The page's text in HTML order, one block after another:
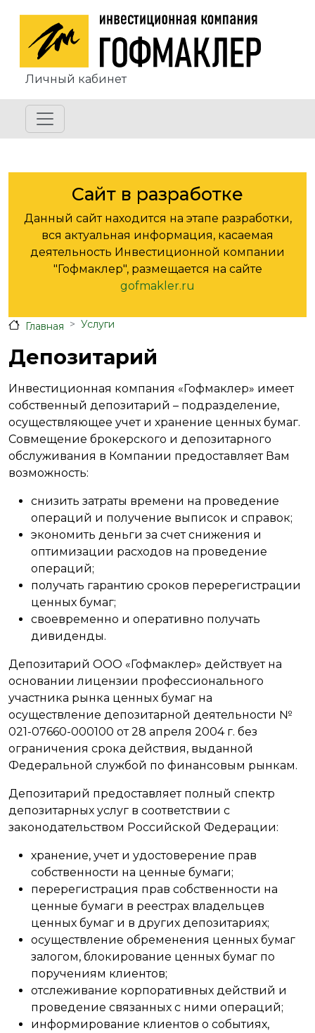
Личный кабинет
Сайт в разработке
Данный сайт находится на этапе разработки,
вся актуальная информация, касаемая
деятельность Инвестиционной компании
"Гофмаклер", размещается на сайте
gofmakler.ru
Главная Услуги
Депозитарий
Инвестиционная компания «Гофмаклер» имеет
собственный депозитарий – подразделение,
осуществляющее учет и хранение ценных бумаг.
Совмещение брокерского и депозитарного
обслуживания в Компании предоставляет Вам
возможность:
снизить затраты времени на проведение
операций и получение выписок и справок;
экономить деньги за счет снижения и
оптимизации расходов на проведение
операций;
получать гарантию сроков перерегистрации
ценных бумаг;
своевременно и оперативно получать
дивиденды.
Депозитарий ООО «Гофмаклер» действует на
основании лицензии профессионального
участника рынка ценных бумаг на
осуществление депозитарной деятельности №
021-07660-000100 от 28 апреля 2004 г. без
ограничения срока действия, выданной
Федеральной службой по финансовым рынкам.
Депозитарий предоставляет полный спектр
депозитарных услуг в соответствии с
законодательством Российской Федерации:
хранение, учет и удостоверение прав
собственности на ценные бумаги;
перерегистрация прав собственности на
ценные бумаги в реестрах владельцев
ценных бумаг и в других депозитариях;
осуществление обременения ценных бумаг
залогом, блокирование ценных бумаг по
поручениям клиентов;
отслеживание корпоративных действий и
проведение связанных с ними операций;
информирование клиентов о событиях,